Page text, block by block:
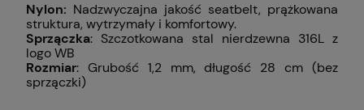
Nylon: Nadzwyczajna jakość seatbelt, prążkowana
struktura, wytrzymały i komfortowy.
Sprzączka: Szczotkowana stal nierdzewna 316L z
logo WB
Rozmiar: Grubość 1,2 mm, długość 28 cm (bez
sprzączki)